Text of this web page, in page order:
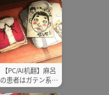
【PC/AI机翻】麻呂
の患者はガテン系(3
部合集)